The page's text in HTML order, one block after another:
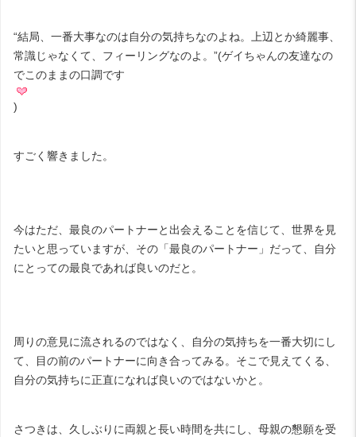
“結局、一番大事なのは自分の気持ちなのよね。上辺とか綺麗事、
常識じゃなくて、フィーリングなのよ。”(ゲイちゃんの友達なの
でこのままの口調です
)
すごく響きました。
今はただ、最良のパートナーと出会えることを信じて、世界を見
たいと思っていますが、その「最良のパートナー」だって、自分
にとっての最良であれば良いのだと。
周りの意見に流されるのではなく、自分の気持ちを一番大切にし
て、目の前のパートナーに向き合ってみる。そこで見えてくる、
自分の気持ちに正直になれば良いのではないかと。
さつきは、久しぶりに両親と長い時間を共にし、母親の懇願を受